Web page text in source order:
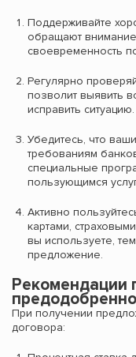
Поддерживайте
обращают
своевременность
Регулярно
позволит выявить
исправить ситуацию.
Убедитесь, что
требованиям
специальные
пользующимся
Активно
картами,
вы используете,
предложение.
Рекомендации
При получении
договора: